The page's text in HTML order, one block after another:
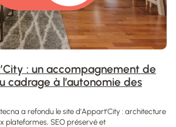
: un accompagnement de
cadrage à l’autonomie des
a refondu le site d'Appart'City : architecture
plateformes, SEO préservé et